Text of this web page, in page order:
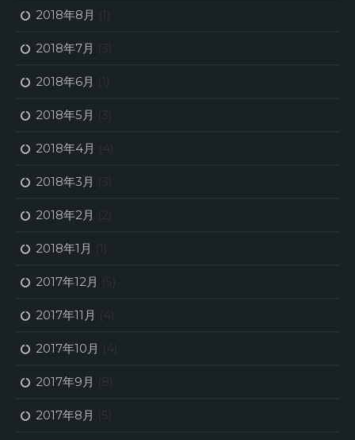
2018年8月 (1)
2018年7月 (3)
2018年6月 (1)
2018年5月 (3)
2018年4月 (4)
2018年3月 (3)
2018年2月 (2)
2018年1月 (1)
2017年12月 (5)
2017年11月 (4)
2017年10月 (4)
2017年9月 (8)
2017年8月 (5)